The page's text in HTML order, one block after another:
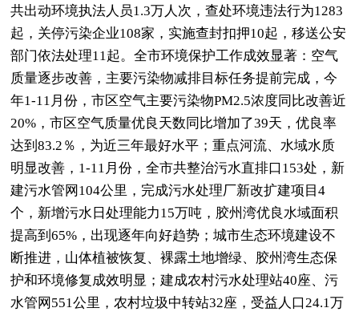
共出动环境执法人员1.3万人次，查处环境违法行为1283
起，关停污染企业108家，实施查封扣押10起，移送公安
部门依法处理11起。全市环境保护工作成效显著：空气
质量逐步改善，主要污染物减排目标任务提前完成，今
年1-11月份，市区空气主要污染物PM2.5浓度同比改善近
20%，市区空气质量优良天数同比增加了39天，优良率
达到83.2％，为近三年最好水平；重点河流、水域水质
明显改善，1-11月份，全市共整治污水直排口153处，新
建污水管网104公里，完成污水处理厂新改扩建项目4
个，新增污水日处理能力15万吨，胶州湾优良水域面积
提高到65%，出现逐年向好趋势；城市生态环境建设不
断推进，山体植被恢复、裸露土地增绿、胶州湾生态保
护和环境修复成效明显；建成农村污水处理站40座、污
水管网551公里，农村垃圾中转站32座，受益人口24.1万